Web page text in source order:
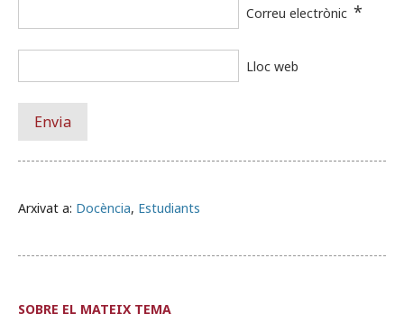
Arxivat a: Docència, Estudiants
Correu electrònic *
Lloc web
SOBRE EL MATEIX TEMA